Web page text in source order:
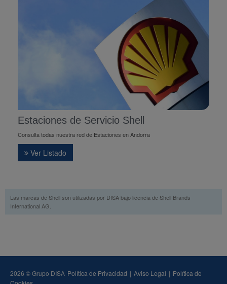
Estaciones de Servicio Shell
Consulta todas nuestra red de Estaciones en Andorra
Ver Listado
Las marcas de Shell son utilizadas por DISA bajo licencia de Shell Brands
International AG.
2026 © Grupo DISA Política de Privacidad | Aviso Legal | Política de